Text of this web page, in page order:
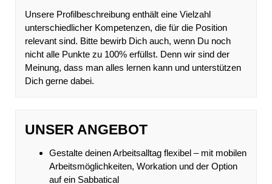
Unsere Profilbeschreibung enthält eine Vielzahl
unterschiedlicher Kompetenzen, die für die Position
relevant sind. Bitte bewirb Dich auch, wenn Du noch
nicht alle Punkte zu 100% erfüllst. Denn wir sind der
Meinung, dass man alles lernen kann und unterstützen
Dich gerne dabei.
UNSER ANGEBOT
Gestalte deinen Arbeitsalltag flexibel – mit mobilen
Arbeitsmöglichkeiten, Workation und der Option
auf ein Sabbatical